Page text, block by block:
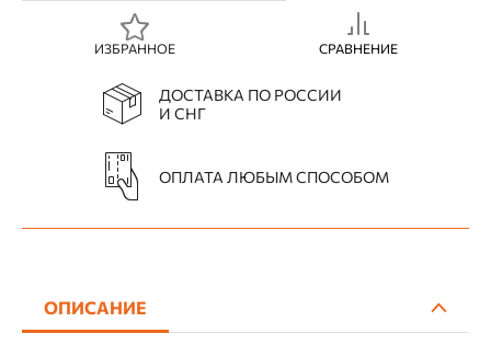
ИЗБРАННОЕ СРАВНЕНИЕ
ДОСТАВКА ПО РОССИИ
И СНГ
ОПЛАТА ЛЮБЫМ СПОСОБОМ
ОПИСАНИЕ